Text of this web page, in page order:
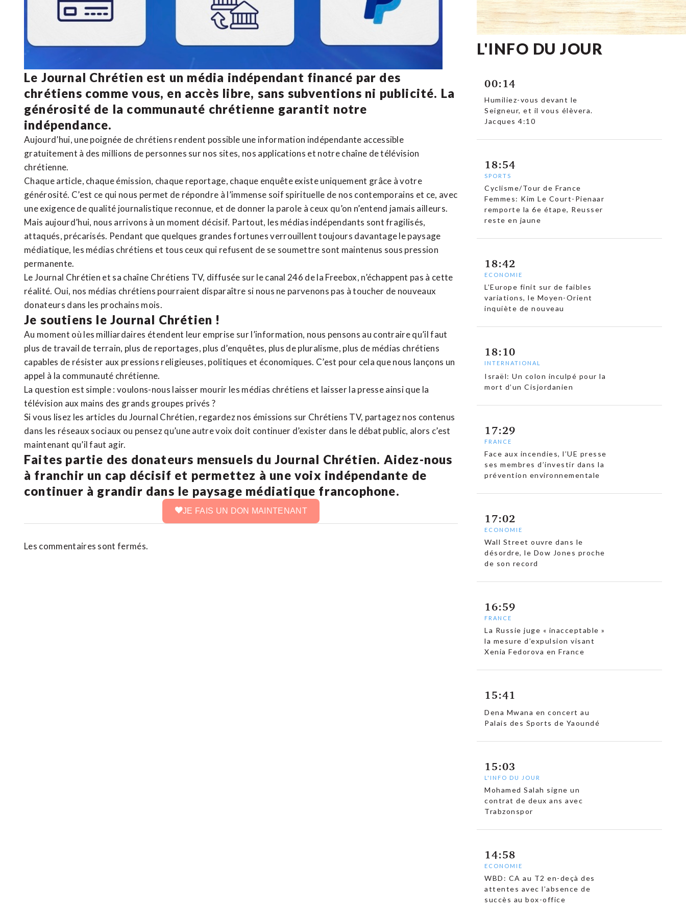
Le Journal Chrétien est un média indépendant financé par des
chrétiens comme vous, en accès libre, sans subventions ni publicité. La
générosité de la communauté chrétienne garantit notre
indépendance.
Aujourd’hui, une poignée de chrétiens rendent possible une information indépendante accessible
gratuitement à des millions de personnes sur nos sites, nos applications et notrechaîne de télévision
chrétienne.
Chaque article, chaque émission, chaque reportage, chaque enquête existe uniquement grâce à votre
générosité. C’est ce qui nous permet de répondre à l’immense soif spirituelle de nos contemporains et ce, avec
une exigence de qualité journalistique reconnue, et de donner la parole à ceux qu’on n’entend jamais ailleurs.
Mais aujourd’hui, nous arrivons à un moment décisif. Partout, les médias indépendants sont fragilisés,
attaqués, précarisés. Pendant que quelques grandes fortunes verrouillent toujours davantage le paysage
médiatique, les médias chrétiens et tous ceux qui refusent de se soumettre sont maintenus sous pression
permanente.
Le Journal Chrétien et sa chaîne Chrétiens TV, diffusée sur le canal 246 de la Freebox, n’échappent pas à cette
réalité. Oui, nos médias chrétiens pourraient disparaître si nous ne parvenons pas à toucher de nouveaux
donateurs dans les prochains mois.
Je soutiens le Journal Chrétien !
Au moment où les milliardaires étendent leur emprise sur l’information, nous pensons au contraire qu’il faut
plus de travail de terrain, plus de reportages, plus d’enquêtes, plus de pluralisme, plus de médias chrétiens
capables de résister aux pressions religieuses, politiques et économiques. C’est pour cela que nous lançons un
appel à la communauté chrétienne.
La question est simple : voulons-nous laisser mourir les médias chrétiens et laisser la presse ainsi que la
télévision aux mains des grands groupes privés ?
Si vous lisez les articles du Journal Chrétien, regardez nos émissions sur Chrétiens TV, partagez nos contenus
dans les réseaux sociaux ou pensez qu’une autre voix doit continuer d’exister dans le débat public, alors c’est
maintenant qu’il faut agir.
Faites partie des donateurs mensuels du Journal Chrétien. Aidez-nous
à franchir un cap décisif et permettez à une voix indépendante de
continuer à grandir dans le paysage médiatique francophone.
JE FAIS UN DON MAINTENANT
Les commentaires sont fermés.
L'INFO DU JOUR
00:14
Humiliez-vous devant le
Seigneur, et il vous élèvera.
Jacques 4:10
18:54
SPORTS
Cyclisme/Tour de France
Femmes: Kim Le Court-Pienaar
remporte la 6e étape, Reusser
reste en jaune
18:42
ECONOMIE
L’Europe finit sur de faibles
variations, le Moyen-Orient
inquiète de nouveau
18:10
INTERNATIONAL
Israël: Un colon inculpé pour la
mort d’un Cisjordanien
17:29
FRANCE
Face aux incendies, l’UE presse
ses membres d’investir dans la
prévention environnementale
17:02
ECONOMIE
Wall Street ouvre dans le
désordre, le Dow Jones proche
de son record
16:59
FRANCE
La Russie juge « inacceptable »
la mesure d’expulsion visant
Xenia Fedorova en France
15:41
Dena Mwana en concert au
Palais des Sports de Yaoundé
15:03
L'INFO DU JOUR
Mohamed Salah signe un
contrat de deux ans avec
Trabzonspor
14:58
ECONOMIE
WBD: CA au T2 en-deçà des
attentes avec l’absence de
succès au box-office